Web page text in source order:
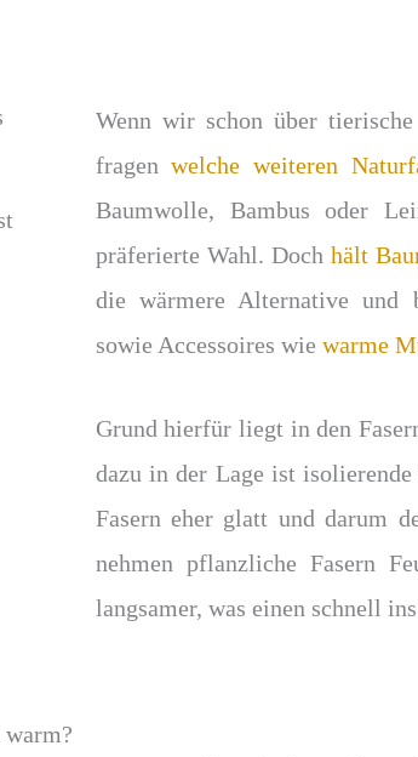
Wenn wir schon über
fragenwelche weiteren
Baumwolle, Bambus oder
präferierte Wahl. Dochhält
die wärmere Alternative und
sowie Accessoires wie warme
Grund hierfür liegt in den
dazu in der Lage ist
Fasern eher glatt und darum
nehmen pflanzliche Fasern
langsamer, was einen schnell